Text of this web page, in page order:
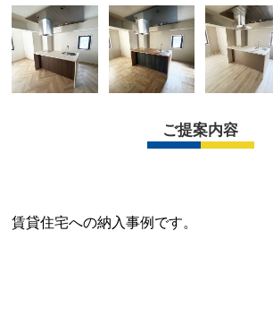
ご提案内容
賃貸住宅への納入事例です。